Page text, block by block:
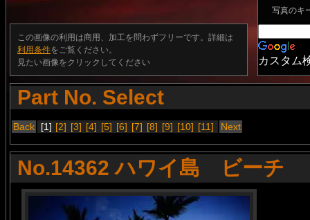
この画像の利用は商用、加工を問わずフリーです。詳細は
利用条件をご覧ください。
見たい画像をクリックしてください
写真のキ
カスタム
Part No. Select
Back [1] [2] [3] [4] [5] [6] [7] [8] [9] [10] [11] Next
No.14362 ハワイ島 ビーチ